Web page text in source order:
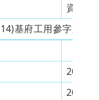
資本額
基府工用參字第
2007/
2007/